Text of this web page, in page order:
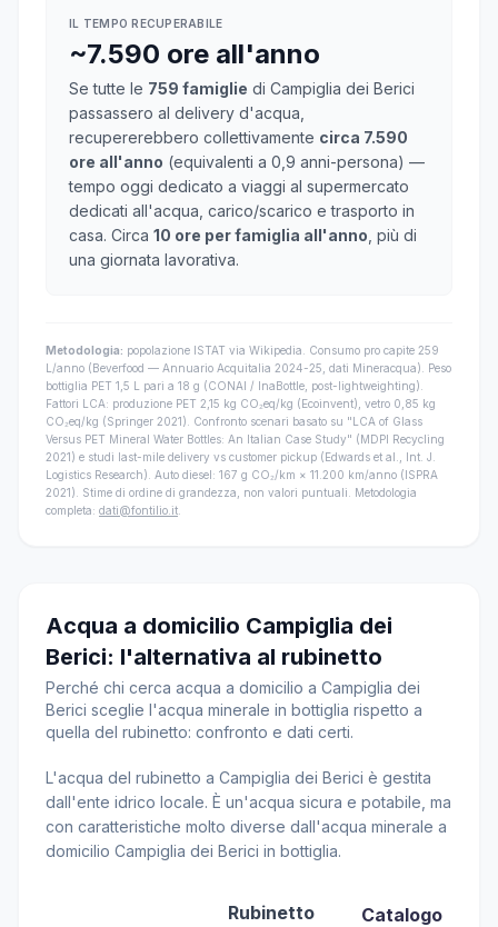
IL TEMPO RECUPERABILE
~7.590 ore all'anno
Se tutte le 759 famiglie di Campiglia dei Berici
passassero al delivery d'acqua,
recupererebbero collettivamente circa 7.590
ore all'anno (equivalenti a 0,9 anni-persona) —
tempo oggi dedicato a viaggi al supermercato
dedicati all'acqua, carico/scarico e trasporto in
casa. Circa 10 ore per famiglia all'anno , più di
una giornata lavorativa.
Metodologia: popolazione ISTAT via Wikipedia. Consumo pro capite 259
L/anno (Beverfood — Annuario Acquitalia 2024-25, dati Mineracqua). Peso
bottiglia PET 1,5 L pari a 18 g (CONAI / InaBottle, post-lightweighting).
Fattori LCA: produzione PET 2,15 kg CO₂eq/kg (Ecoinvent), vetro 0,85 kg
CO₂eq/kg (Springer 2021). Confronto scenari basato su "LCA of Glass
Versus PET Mineral Water Bottles: An Italian Case Study" (MDPI Recycling
2021) e studi last-mile delivery vs customer pickup (Edwards et al., Int. J.
Logistics Research). Auto diesel: 167 g CO₂/km × 11.200 km/anno (ISPRA
2021). Stime di ordine di grandezza, non valori puntuali. Metodologia
completa: dati@fontilio.it
Acqua a domicilio Campiglia dei
Berici: l'alternativa al rubinetto
Perché chi cerca acqua a domicilio a Campiglia dei
Berici sceglie l'acqua minerale in bottiglia rispetto a
quella del rubinetto: confronto e dati certi.
L'acqua del rubinetto a Campiglia dei Berici è gestita
dall'ente idrico locale. È un'acqua sicura e potabile, ma
con caratteristiche molto diverse dall'acqua minerale a
domicilio Campiglia dei Berici in bottiglia.
Rubinetto
Catalogo